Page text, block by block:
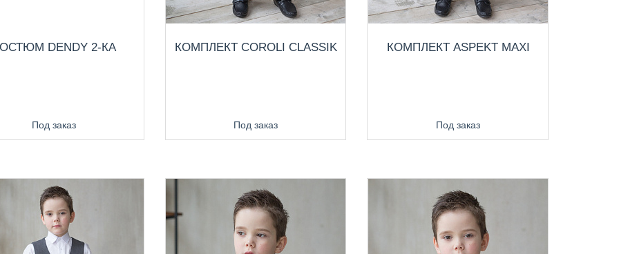
DENDY 2-КА
Под заказ
КОМПЛЕКТ COROLI CLASSIK
Под заказ
КОМПЛЕКТ ASPEKT MAXI
Под заказ